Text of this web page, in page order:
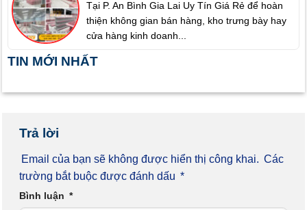
Tại P. An Bình Gia Lai Uy Tín Giá Rẻ để hoàn
thiện không gian bán hàng, kho trưng bày hay
cửa hàng kinh doanh...
TIN MỚI NHẤT
Trả lời
Email của bạn sẽ không được hiển thị công khai. Các
trường bắt buộc được đánh dấu *
Bình luận *